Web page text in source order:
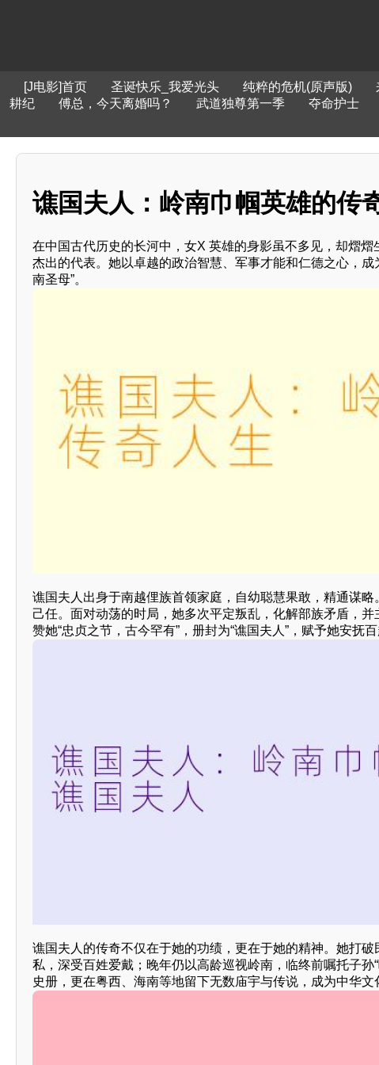
[J电影]首页 圣诞快乐_我爱光头 纯粹的危机(原声版)
耕纪
傅总，今天离婚吗？ 武道独尊第一季 夺命护士
谯国夫人：岭南巾帼英雄的传
在中国古代历史的长河中，女X 英雄的身影虽不多见，却熠
杰出的代表。她以卓越的政治智慧、军事才能和仁德之心，
南圣母”。
谯国夫人出身于南越俚族首领家庭，自幼聪慧果敢，精通谋
己任。面对动荡的时局，她多次平定叛乱，化解部族矛盾，
赞她“忠贞之节，古今罕有”，册封为“谯国夫人”，赋予她安抚百
谯国夫人的传奇不仅在于她的功绩，更在于她的精神。她打
私，深受百姓爱戴；晚年仍以高龄巡视岭南，临终前嘱托子
史册，更在粤西、海南等地留下无数庙宇与传说，成为中华文